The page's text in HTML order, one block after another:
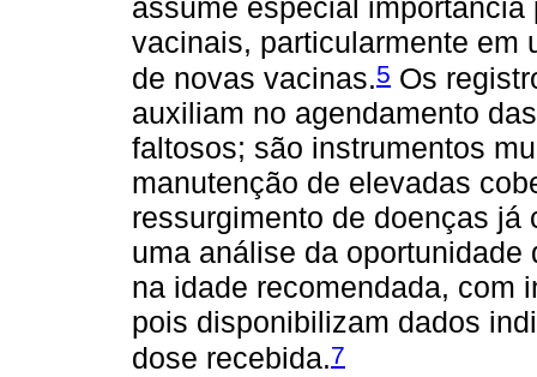
assume especial
vacinais, particularmente em
de novas vacinas.5 Os
auxiliam no agendamento
faltosos; são instrumentos
manutenção de elevadas
ressurgimento de doenças já
uma análise da
na idade recomendada, com
pois disponibilizam dados
dose recebida.7